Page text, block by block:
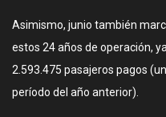
Asimismo, junio también
estos 24 años de operación,
2.593.475 pasajeros pagos
período del año anterior).